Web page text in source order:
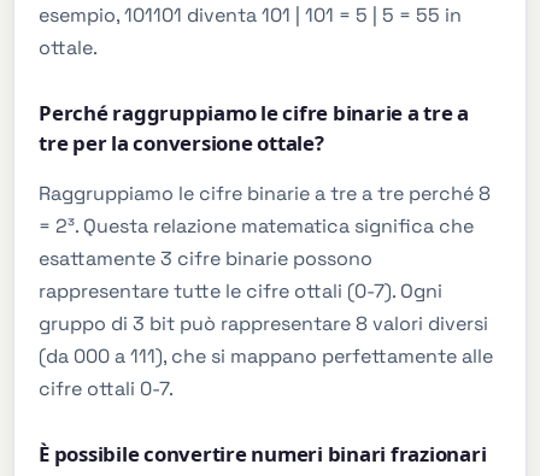
esempio, 101101 diventa 101 | 101 = 5 | 5 = 55 in
ottale.
Perché raggruppiamo le cifre binarie a tre a
tre per la conversione ottale?
Raggruppiamo le cifre binarie a tre a tre perché 8
= 2³. Questa relazione matematica significa che
esattamente 3 cifre binarie possono
rappresentare tutte le cifre ottali (0-7). Ogni
gruppo di 3 bit può rappresentare 8 valori diversi
(da 000 a 111), che si mappano perfettamente alle
cifre ottali 0-7.
È possibile convertire numeri binari frazionari